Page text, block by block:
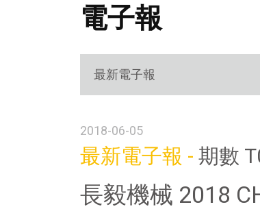
電子報
最新電子報
2018-06-05
最新電子報 - 期數
長毅機械 2018